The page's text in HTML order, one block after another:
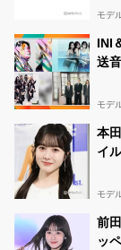
モデ
INI
送
モデ
本
イ
モデ
前
ッ